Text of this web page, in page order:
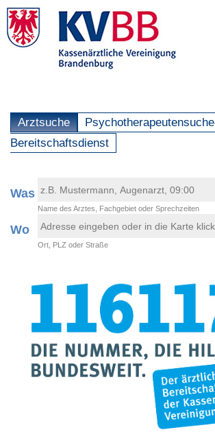
Arztsuche Psychotherapeutensuche
Bereitschaftsdienst
Was
Name des Arztes, Fachgebiet oder Sprechzeiten
Wo
Ort, PLZ oder Straße